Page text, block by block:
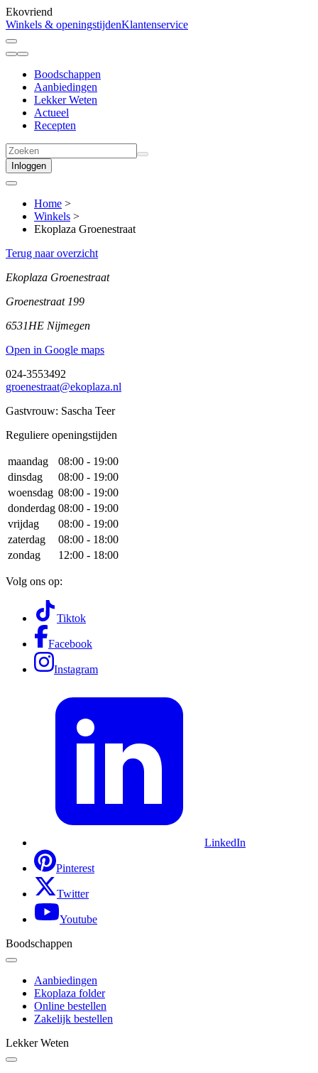
Ekovriend
Winkels & openingstijdenKlantenservice
Boodschappen
Aanbiedingen
Lekker Weten
Actueel
Recepten
Inloggen
Home >
Winkels >
Ekoplaza Groenestraat
Terug naar overzicht
Ekoplaza Groenestraat
Groenestraat 199
6531HE Nijmegen
Open in Google maps
024-3553492
groenestraat@ekoplaza.nl
Gastvrouw: Sascha Teer
Reguliere openingstijden
maandag
08:00 - 19:00
dinsdag
08:00 - 19:00
woensdag 08:00 - 19:00
donderdag 08:00 - 19:00
vrijdag
08:00 - 19:00
zaterdag
08:00 - 18:00
zondag
12:00 - 18:00
Volg ons op:
Tiktok
Facebook
Instagram
LinkedIn
Pinterest
Twitter
Youtube
Boodschappen
Aanbiedingen
Ekoplaza folder
Online bestellen
Zakelijk bestellen
Lekker Weten